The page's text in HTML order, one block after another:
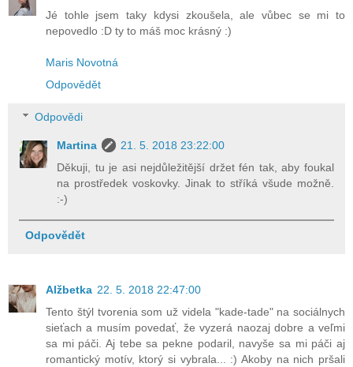
Jé tohle jsem taky kdysi zkoušela, ale vůbec se mi to
nepovedlo :D ty to máš moc krásný :)
Maris Novotná
Odpovědět
Odpovědi
Martina
21. 5. 2018 23:22:00
Děkuji, tu je asi nejdůležitější držet fén tak, aby foukal
na prostředek voskovky. Jinak to stříká všude možně.
:-)
Odpovědět
Alžbetka 22. 5. 2018 22:47:00
Tento štýl tvorenia som už videla "kade-tade" na sociálnych
sieťach a musím povedať, že vyzerá naozaj dobre a veľmi
sa mi páči. Aj tebe sa pekne podaril, navyše sa mi páči aj
romantický motív, ktorý si vybrala... :) Akoby na nich pršali